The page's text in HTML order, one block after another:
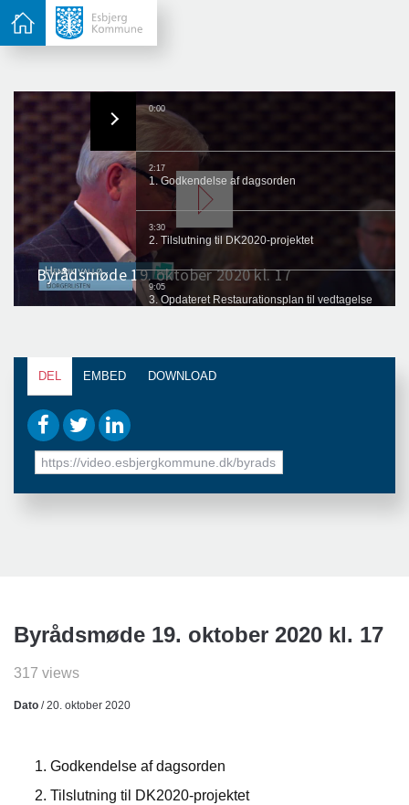
DEL EMBED DOWNLOAD
URL
to
Byrådsmøde 19. oktober 2020 kl. 17
317 views
Dato / 20. oktober 2020
Godkendelse af dagsorden
Tilslutning til DK2020-projektet